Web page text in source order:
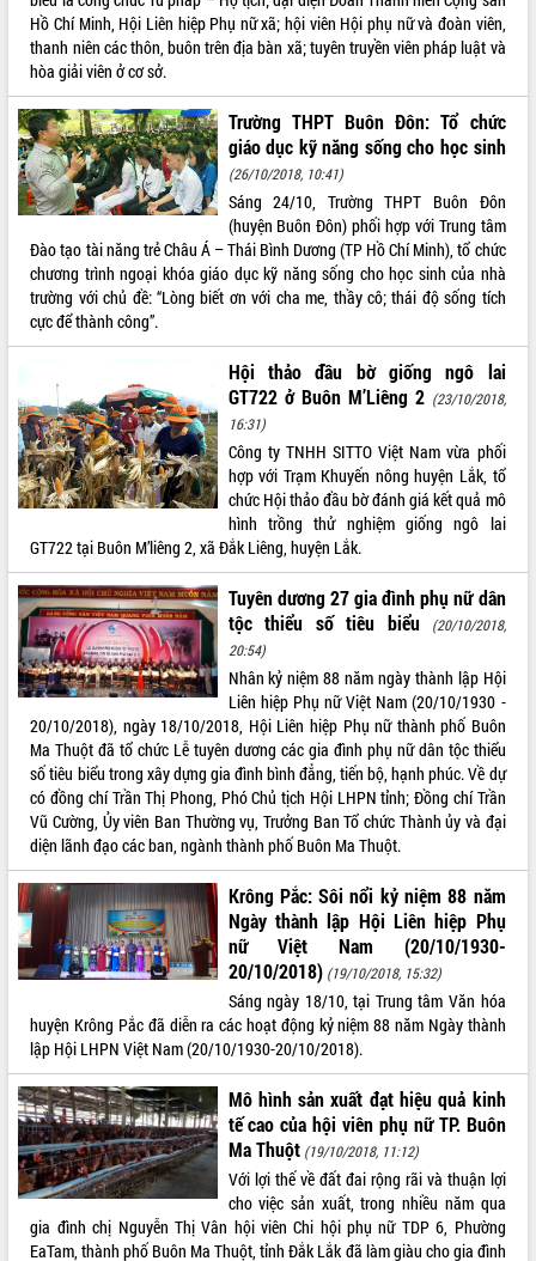
THỐNG KÊ TRUY CẬP
Hôm nay:
Tất cả: 66016211
Hồ Chí Minh, Hội Liên hiệp Phụ nữ xã; hội viên Hội phụ nữ và đoàn viên,
thanh niên các thôn, buôn trên địa bàn xã; tuyên truyền viên pháp luật và
hòa giải viên ở cơ sở.
Trường THPT Buôn Đôn: Tổ chức
giáo dục kỹ năng sống cho học sinh
(26/10/2018, 10:41)
Sáng 24/10, Trường THPT Buôn Đôn
(huyện Buôn Đôn) phối hợp với Trung tâm
Đào tạo tài năng trẻ Châu Á – Thái Bình Dương (TP Hồ Chí Minh), tổ chức
chương trình ngoại khóa giáo dục kỹ năng sống cho học sinh của nhà
trường với chủ đề: “Lòng biết ơn với cha me, thầy cô; thái độ sống tích
cực để thành công”.
Hội thảo đầu bờ giống ngô lai
GT722 ở Buôn M’Liêng 2 (23/10/2018,
16:31)
Công ty TNHH SITTO Việt Nam vừa phối
hợp với Trạm Khuyến nông huyện Lắk, tổ
chức Hội thảo đầu bờ đánh giá kết quả mô
hình trồng thử nghiệm giống ngô lai
GT722 tại Buôn M’liêng 2, xã Đắk Liêng, huyện Lắk.
Tuyên dương 27 gia đình phụ nữ dân
tộc thiểu số tiêu biểu
(20/10/2018,
20:54)
Nhân kỷ niệm 88 năm ngày thành lập Hội
Liên hiệp Phụ nữ Việt Nam (20/10/1930 -
20/10/2018), ngày 18/10/2018, Hội Liên hiệp Phụ nữ thành phố Buôn
Ma Thuột đã tổ chức Lễ tuyên dương các gia đình phụ nữ dân tộc thiểu
số tiêu biểu trong xây dựng gia đình bình đẳng, tiến bộ, hạnh phúc. Về dự
có đồng chí Trần Thị Phong, Phó Chủ tịch Hội LHPN tỉnh; Đồng chí Trần
Vũ Cường, Ủy viên Ban Thường vụ, Trưởng Ban Tổ chức Thành ủy và đại
diện lãnh đạo các ban, ngành thành phố Buôn Ma Thuột.
Krông Pắc: Sôi nổi kỷ niệm 88 năm
Ngày thành lập Hội Liên hiệp Phụ
nữ Việt Nam (20/10/1930-
20/10/2018) (19/10/2018, 15:32)
Sáng ngày 18/10, tại Trung tâm Văn hóa
huyện Krông Pắc đã diễn ra các hoạt động kỷ niệm 88 năm Ngày thành
lập Hội LHPN Việt Nam (20/10/1930-20/10/2018).
Mô hình sản xuất đạt hiệu quả kinh
tế cao của hội viên phụ nữ TP. Buôn
Ma Thuột (19/10/2018, 11:12)
Với lợi thế về đất đai rộng rãi và thuận lợi
cho việc sản xuất, trong nhiều năm qua
gia đình chị Nguyễn Thị Vân hội viên Chi hội phụ nữ TDP 6, Phường
EaTam, thành phố Buôn Ma Thuột, tỉnh Đắk Lắk đã làm giàu cho gia đình